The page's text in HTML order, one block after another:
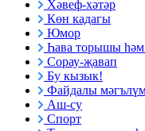
Хәвеф-хәтәр
Көн кадагы
Юмор
Һава торышы һәм
Сорау-җавап
Бу кызык!
Файдалы
Аш-су
Спорт